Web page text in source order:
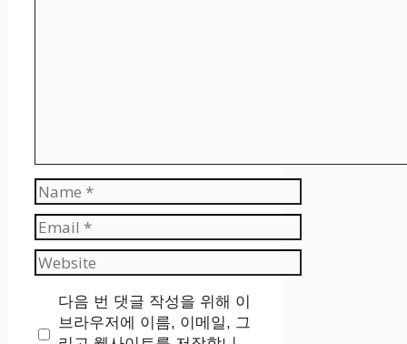
Name
Email
Website
다음 번 댓글 작성을 위해 이
브라우저에 이름, 이메일, 그